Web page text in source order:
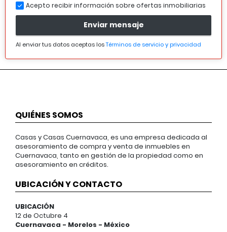
Acepto recibir información sobre ofertas inmobiliarias
Enviar mensaje
Al enviar tus datos aceptas losTérminos de servicio y privacidad
QUIÉNES SOMOS
Casas y Casas Cuernavaca, es una empresa dedicada al
asesoramiento de compra y venta de inmuebles en
Cuernavaca, tanto en gestión de la propiedad como en
asesoramiento en créditos.
UBICACIÓN Y CONTACTO
UBICACIÓN
12 de Octubre 4
Cuernavaca - Morelos - México